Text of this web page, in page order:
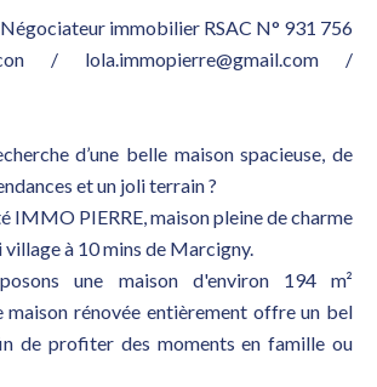
immobilier RSAC N° 931 756
/ lola.immopierre@gmail.com /
d’une belle maison spacieuse, de
et un joli terrain ?
IMMO PIERRE, maison pleine de charme
village à 10 mins de Marcigny.
une maison d'environ 194 m²
maison rénovée entièrement offre un bel
de profiter des moments en famille ou